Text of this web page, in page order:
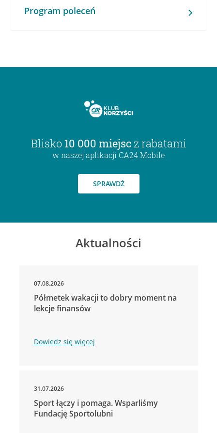
Program poleceń
Blisko 10 000 miejsc z rabatami
w naszej aplikacji CA24 Mobile
SPRAWDŹ
Aktualności
07.08.2026
Półmetek wakacji to dobry moment na
lekcje finansów
Dowiedz się więcej
31.07.2026
Sport łączy i pomaga. Wsparliśmy
Fundację Sportolubni